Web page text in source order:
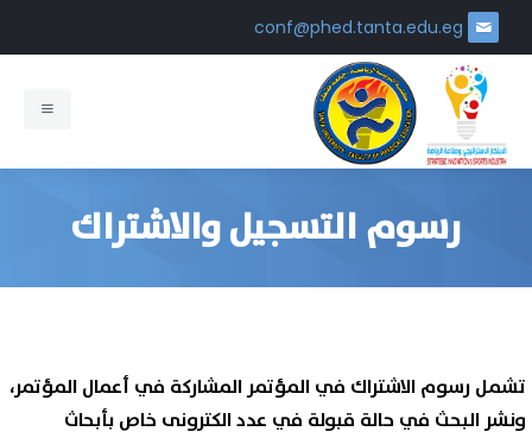
conf@phed.tanta.edu.eg
عن المؤتمر
أهداف المؤتمر
رسوم التسجيل
رسوم التسجيل والاشتراك
تشمل رسوم الاشتراك في المؤتمر المشاركة في أعمال المؤتمر،
ونشر البحث في حالة قبولة في عدد الكترونى خاص بأبحاث